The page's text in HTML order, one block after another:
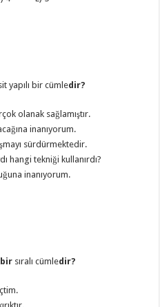
yapılı bir cümledir?
olanak sağlamıştır.
inanıyorum.
sürdürmektedir.
hangi tekniği kullanırdı?
inanıyorum.
bir sıralı cümledir?